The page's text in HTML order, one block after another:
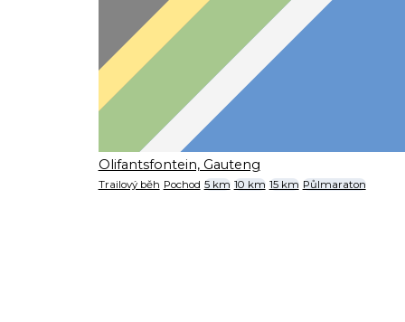
Olifantsfontein, Gauteng
Trailový běh Pochod 5 km 10 km 15 km Půlmaraton